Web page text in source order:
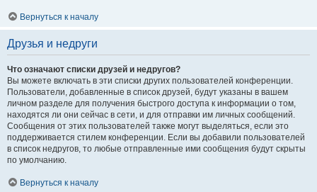
Вернуться к началу
Друзья и недруги
Что означают списки друзей и недругов?
Вы можете включать в эти списки других пользователей конференции.
Пользователи, добавленные в список друзей, будут указаны в вашем
личном разделе для получения быстрого доступа к информации о том,
находятся ли они сейчас в сети, и для отправки им личных сообщений.
Сообщения от этих пользователей также могут выделяться, если это
поддерживается стилем конференции. Если вы добавили пользователей
в список недругов, то любые отправленные ими сообщения будут скрыты
по умолчанию.
Вернуться к началу